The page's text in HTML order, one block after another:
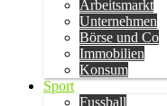
Arbeitsmarkt
Unternehmen
Börse und Co
Immobilien
Konsum
Sport
Fussball